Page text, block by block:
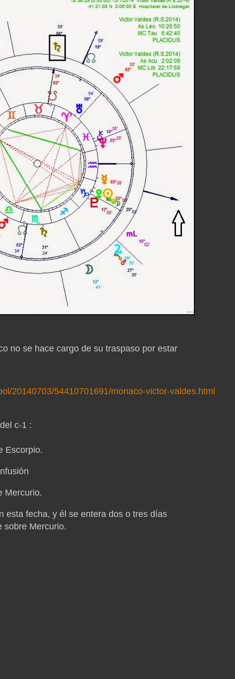
no se hace cargo de su traspaso por estar
20140703/54410701691/monaco-victor-valdes.html
c-1 :
Escorpio.
Mercurio.
esta fecha, y él se entera dos o tres días
sobre Mercurio.